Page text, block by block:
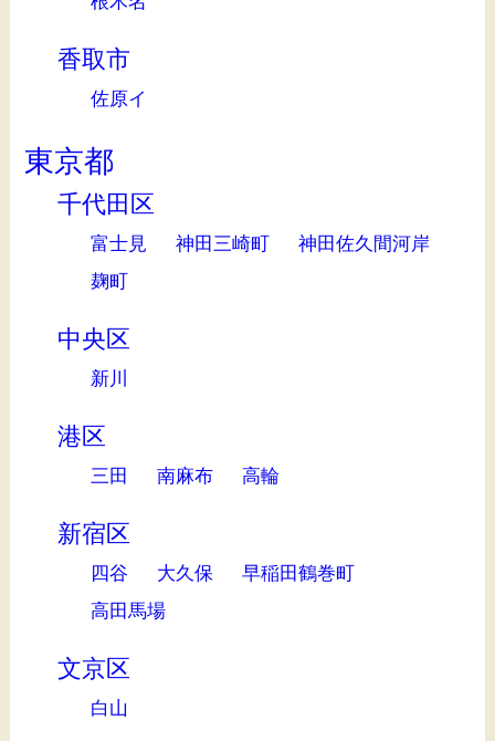
香取市
佐原イ
東京都
千代田区
富士見 神田三崎町
神田佐久間河岸
麹町
中央区
新川
港区
三田 南麻布 高輪
新宿区
四谷 大久保
早稲田鶴巻町
高田馬場
文京区
白山